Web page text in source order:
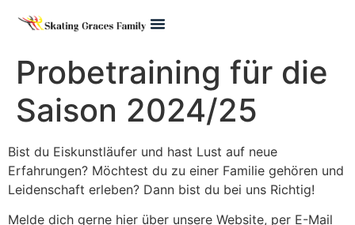
Probetraining für die
Saison 2024/25
Bist du Eiskunstläufer und hast Lust auf neue
Erfahrungen? Möchtest du zu einer Familie gehören und
Leidenschaft erleben? Dann bist du bei uns Richtig!
Melde dich gerne hier über unsere Website, per E-Mail